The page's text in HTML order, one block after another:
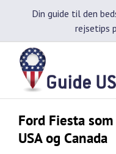
Din guide til den
rejsetips
Ford Fiesta
USA og Canada